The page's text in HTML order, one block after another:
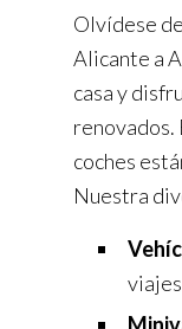
Olvídese
Alicante a
casa y
renovados.
coches
Nuestra